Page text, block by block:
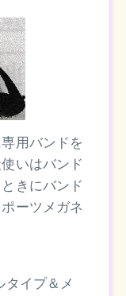
用バンドを
いはバンド
きにバンド
ーツメガネ
イプ＆メ